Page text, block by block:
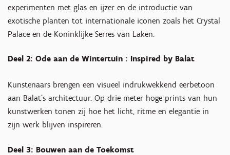
experimenten met glas en ijzer en de introductie van
exotische planten tot internationale iconen zoals het Crystal
Palace en de Koninklijke Serres van Laken.
Deel 2: Ode aan de Wintertuin : Inspired by Balat
Kunstenaars brengen een visueel indrukwekkend eerbetoon
aan Balat’s architectuur. Op drie meter hoge prints van hun
kunstwerken tonen zij hoe het licht, ritme en elegantie in
zijn werk blijven inspireren.
Deel 3: Bouwen aan de Toekomst